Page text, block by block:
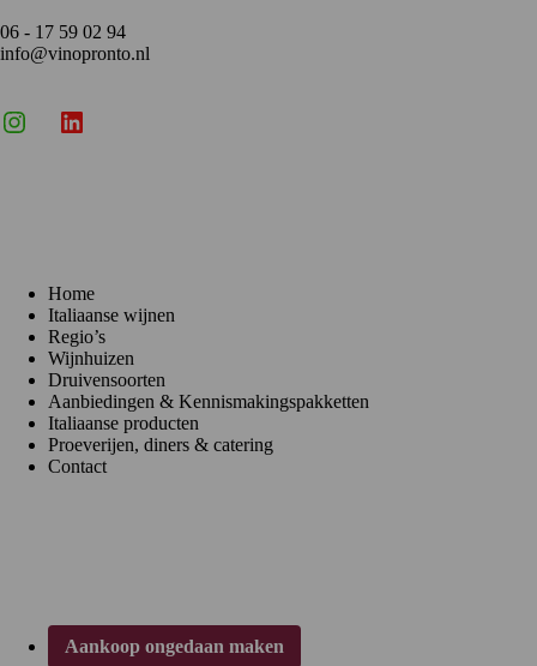
06 - 17 59 02 94
info@vinopronto.nl
InstagramLinkedIn
Home
Italiaanse wijnen
Regio’s
Wijnhuizen
Druivensoorten
Aanbiedingen & Kennismakingspakketten
Italiaanse producten
Proeverijen, diners & catering
Contact
Aankoop ongedaan maken